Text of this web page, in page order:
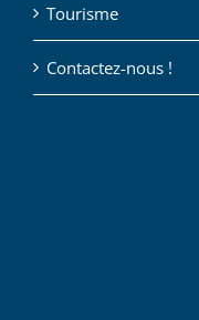
Tourisme
Contactez-nous !